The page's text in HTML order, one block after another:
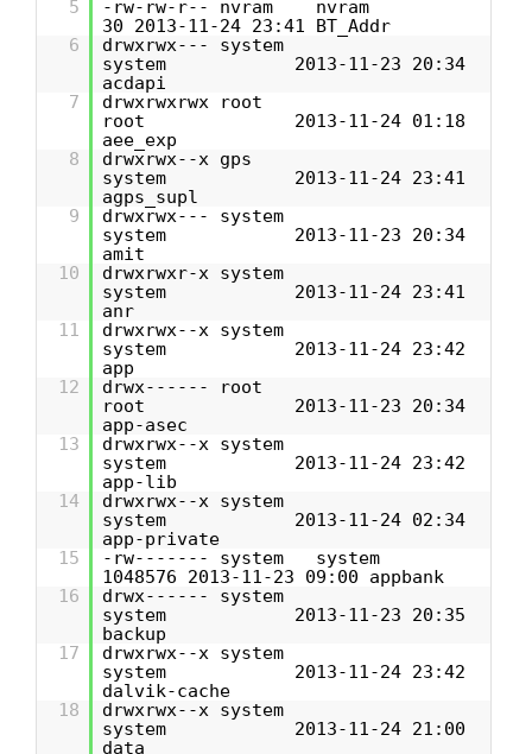
5
-rw-rw-r-- nvram nvram
30 2013-11-24 23:41 BT_Addr
6
drwxrwx--- system
system 2013-11-23 20:34
acdapi
7
drwxrwxrwx root
root 2013-11-24 01:18
aee_exp
8
drwxrwx--x gps
system 2013-11-24 23:41
agps_supl
9
drwxrwx--- system
system 2013-11-23 20:34
amit
10
drwxrwxr-x system
system 2013-11-24 23:41
anr
11
drwxrwx--x system
system 2013-11-24 23:42
app
12
drwx------ root
root 2013-11-23 20:34
app-asec
13
drwxrwx--x system
system 2013-11-24 23:42
app-lib
14
drwxrwx--x system
system 2013-11-24 02:34
app-private
15
-rw------- system system
1048576 2013-11-23 09:00 appbank
16
drwx------ system
system 2013-11-23 20:35
backup
17
drwxrwx--x system
system 2013-11-24 23:42
dalvik-cache
18
drwxrwx--x system
system 2013-11-24 21:00
data